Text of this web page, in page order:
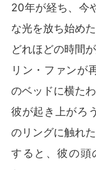
20年が経ち、今
な光を放ち始めた
どれほどの時間
リン・ファンが
のベッドに横たわ
彼が起き上がろ
のリングに触れた
すると、彼の頭